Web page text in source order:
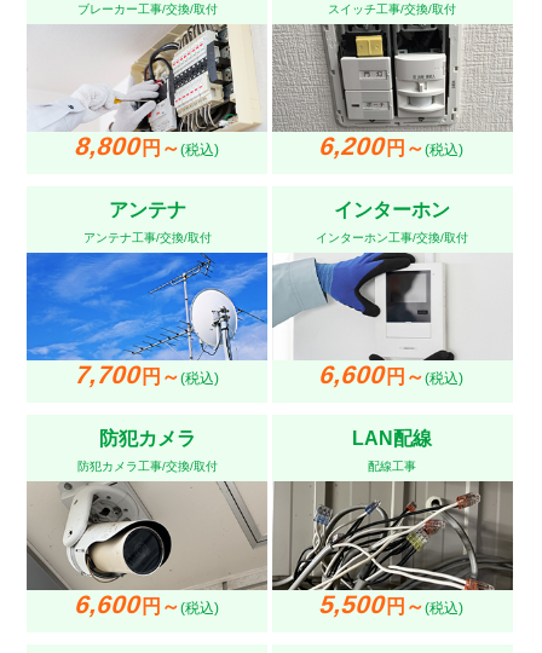
ブレーカー工事/交換/取付
8,800円～(税込)
スイッチ工事/交換/取付
6,200円～(税込)
アンテナ
アンテナ工事/交換/取付
7,700円～(税込)
インターホン
インターホン工事/交換/取付
6,600円～(税込)
防犯カメラ
防犯カメラ工事/交換/取付
6,600円～(税込)
LAN配線
配線工事
5,500円～(税込)